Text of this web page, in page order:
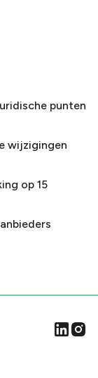
punten
wijzigingen
op 15